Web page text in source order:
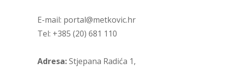
E-mail: portal@metkovic.hr
Tel: +385 (20) 681 110
Adresa:Stjepana Radića 1,